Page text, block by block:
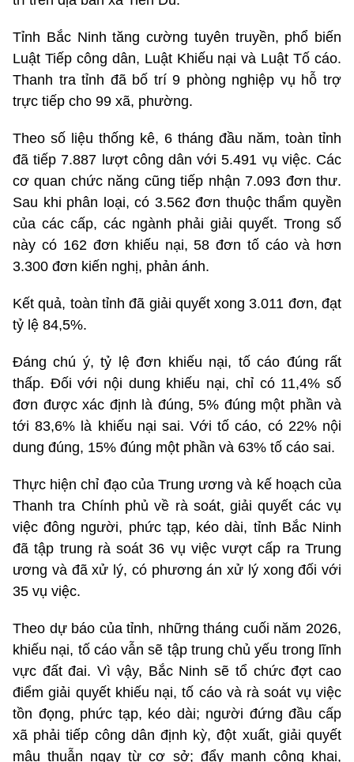
Tỉnh Bắc Ninh tăng cường tuyên truyền, phổ biến
Luật Tiếp công dân, Luật Khiếu nại và Luật Tố cáo.
Thanh tra tỉnh đã bố trí 9 phòng nghiệp vụ hỗ trợ
trực tiếp cho 99 xã, phường.
Theo số liệu thống kê, 6 tháng đầu năm, toàn tỉnh
đã tiếp 7.887 lượt công dân với 5.491 vụ việc. Các
cơ quan chức năng cũng tiếp nhận 7.093 đơn thư.
Sau khi phân loại, có 3.562 đơn thuộc thẩm quyền
của các cấp, các ngành phải giải quyết. Trong số
này có 162 đơn khiếu nại, 58 đơn tố cáo và hơn
3.300 đơn kiến nghị, phản ánh.
Kết quả, toàn tỉnh đã giải quyết xong 3.011 đơn, đạt
tỷ lệ 84,5%.
Đáng chú ý, tỷ lệ đơn khiếu nại, tố cáo đúng rất
thấp. Đối với nội dung khiếu nại, chỉ có 11,4% số
đơn được xác định là đúng, 5% đúng một phần và
tới 83,6% là khiếu nại sai. Với tố cáo, có 22% nội
dung đúng, 15% đúng một phần và 63% tố cáo sai.
Thực hiện chỉ đạo của Trung ương và kế hoạch của
Thanh tra Chính phủ về rà soát, giải quyết các vụ
việc đông người, phức tạp, kéo dài, tỉnh Bắc Ninh
đã tập trung rà soát 36 vụ việc vượt cấp ra Trung
ương và đã xử lý, có phương án xử lý xong đối với
35 vụ việc.
Theo dự báo của tỉnh, những tháng cuối năm 2026,
khiếu nại, tố cáo vẫn sẽ tập trung chủ yếu trong lĩnh
vực đất đai. Vì vậy, Bắc Ninh sẽ tổ chức đợt cao
điểm giải quyết khiếu nại, tố cáo và rà soát vụ việc
tồn đọng, phức tạp, kéo dài; người đứng đầu cấp
xã phải tiếp công dân định kỳ, đột xuất, giải quyết
mâu thuẫn ngay từ cơ sở; đẩy mạnh công khai,